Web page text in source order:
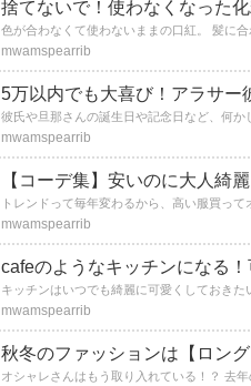
捨てないで！使わなくなった
mwamspearrib
5万以内でも大喜び！アラサ
mwamspearrib
【コーデ集】安いのに大人綺
mwamspearrib
cafeのようなキッチンになる
mwamspearrib
秋冬のファッションは【ロング